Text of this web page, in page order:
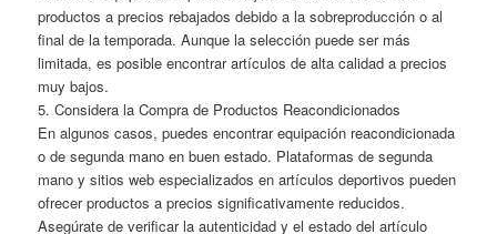
productos a precios rebajados debido a la sobreproducción o al
final de la temporada. Aunque la selección puede ser más
limitada, es posible encontrar artículos de alta calidad a precios
muy bajos.
5. Considera la Compra de Productos Reacondicionados
En algunos casos, puedes encontrar equipación reacondicionada
o de segunda mano en buen estado. Plataformas de segunda
mano y sitios web especializados en artículos deportivos pueden
ofrecer productos a precios significativamente reducidos.
Asegúrate de verificar la autenticidad y el estado del artículo